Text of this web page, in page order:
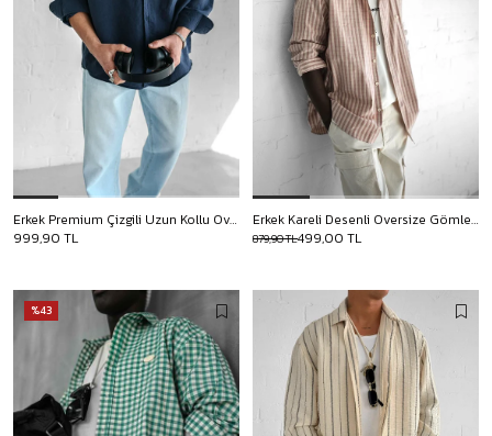
Erkek Premium Çizgili Uzun Kollu Oversize Gömlek Lacivert
999,90 TL
Erkek Kareli Desenli Oversize Gömlek Pudra
499,00 TL
879,90 TL
%43